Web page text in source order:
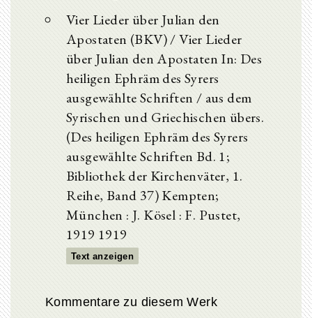
Vier Lieder über Julian den
Apostaten (BKV) / Vier Lieder
über Julian den Apostaten In: Des
heiligen Ephräm des Syrers
ausgewählte Schriften / aus dem
Syrischen und Griechischen übers.
(Des heiligen Ephräm des Syrers
ausgewählte Schriften Bd. 1;
Bibliothek der Kirchenväter, 1.
Reihe, Band 37) Kempten;
München : J. Kösel : F. Pustet,
1919 1919
Text anzeigen
Kommentare zu diesem Werk